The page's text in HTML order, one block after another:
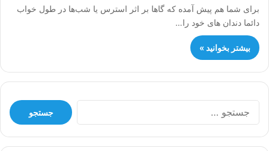
برای شما هم پیش آمده که گاها بر اثر استرس یا شب‌ها در طول خواب
دائما دندان های خود را…
بیشتر بخوانید »
جستجو
برای: